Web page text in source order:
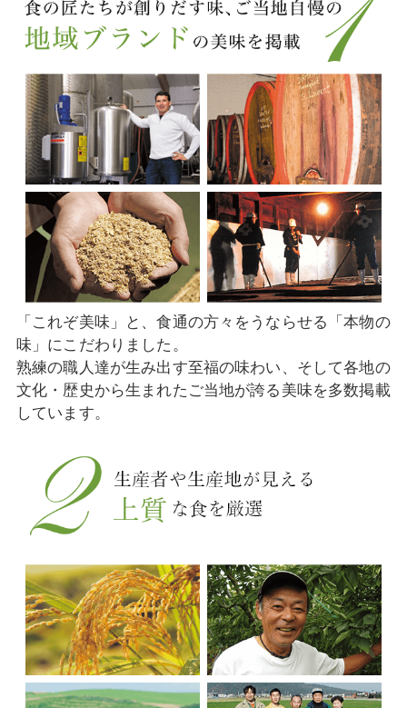
「これぞ美味」と、食通の方々をうならせる「本物の
味」にこだわりました。
熟練の職人達が生み出す至福の味わい、そして各地の
文化・歴史から生まれたご当地が誇る美味を多数掲載
しています。